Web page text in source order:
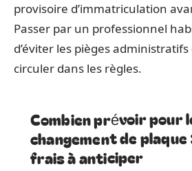
provisoire d’immatriculation
Passer par un professionnel
d’éviter les pièges
circuler dans les règles.
Combien prévoir pour
changement de
frais à anticiper